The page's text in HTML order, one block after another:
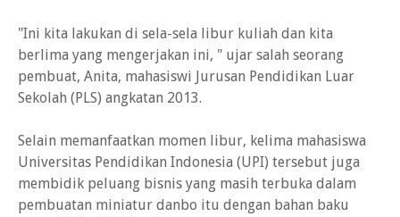
"Ini kita lakukan di sela-sela libur kuliah dan kita
berlima yang mengerjakan ini, " ujar salah seorang
pembuat, Anita, mahasiswi Jurusan Pendidikan Luar
Sekolah (PLS) angkatan 2013.
Selain memanfaatkan momen libur, kelima mahasiswa
Universitas Pendidikan Indonesia (UPI) tersebut juga
membidik peluang bisnis yang masih terbuka dalam
pembuatan miniatur danbo itu dengan bahan baku